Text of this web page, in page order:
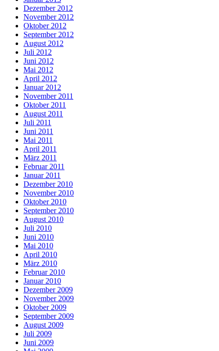
Dezember 2012
November 2012
Oktober 2012
September 2012
August 2012
Juli 2012
Juni 2012
Mai 2012
April 2012
Januar 2012
November 2011
Oktober 2011
August 2011
Juli 2011
Juni 2011
Mai 2011
April 2011
März 2011
Februar 2011
Januar 2011
Dezember 2010
November 2010
Oktober 2010
September 2010
August 2010
Juli 2010
Juni 2010
Mai 2010
April 2010
März 2010
Februar 2010
Januar 2010
Dezember 2009
November 2009
Oktober 2009
September 2009
August 2009
Juli 2009
Juni 2009